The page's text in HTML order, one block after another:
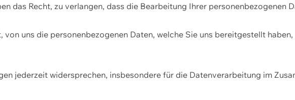
das Recht, zu verlangen, dass die Bearbeitung Ihrer personenbezogenen
uns die personenbezogenen Daten, welche Sie uns bereitgestellt
jederzeit widersprechen, insbesondere für die Datenverarbeitung im